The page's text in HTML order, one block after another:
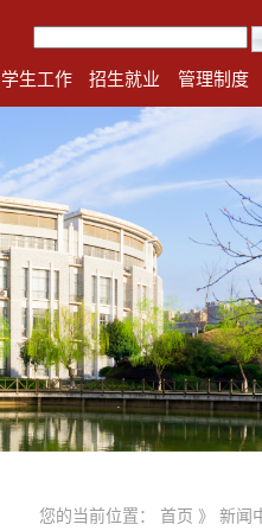
学生工作 招生就业 管理制度
您的当前位置： 首页 》 新闻